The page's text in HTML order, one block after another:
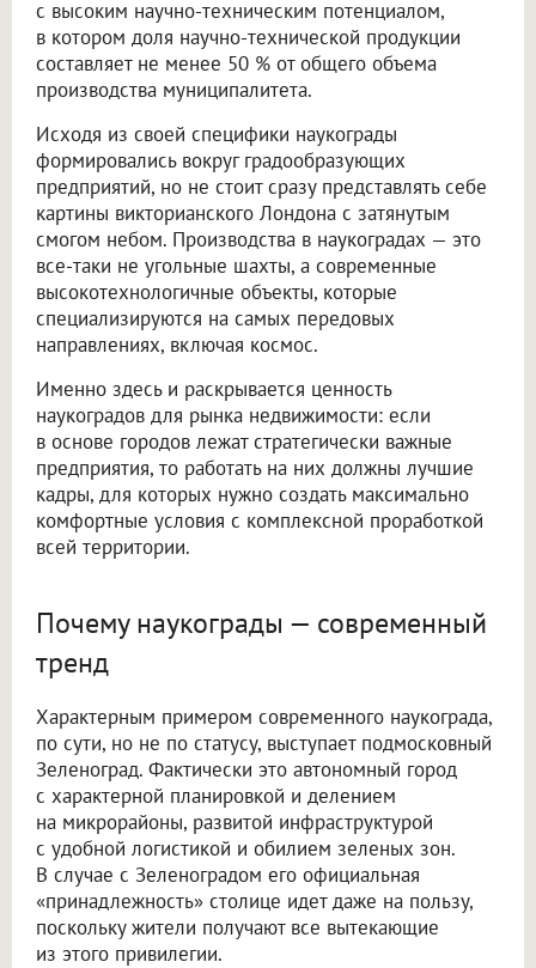
с высоким научно-техническим потенциалом,
в котором доля научно-технической продукции
составляет не менее 50 % от общего объема
производства муниципалитета.
Исходя из своей специфики наукограды
формировались вокруг градообразующих
предприятий, но не стоит сразу представлять себе
картины викторианского Лондона с затянутым
смогом небом. Производства в наукоградах — это
все-таки не угольные шахты, а современные
высокотехнологичные объекты, которые
специализируются на самых передовых
направлениях, включая космос.
Именно здесь и раскрывается ценность
наукоградов для рынка недвижимости: если
в основе городов лежат стратегически важные
предприятия, то работать на них должны лучшие
кадры, для которых нужно создать максимально
комфортные условия с комплексной проработкой
всей территории.
Почему наукограды — современный
тренд
Характерным примером современного наукограда,
по сути, но не по статусу, выступает подмосковный
Зеленоград. Фактически это автономный город
с характерной планировкой и делением
на микрорайоны, развитой инфраструктурой
с удобной логистикой и обилием зеленых зон.
В случае с Зеленоградом его официальная
«принадлежность» столице идет даже на пользу,
поскольку жители получают все вытекающие
из этого привилегии.